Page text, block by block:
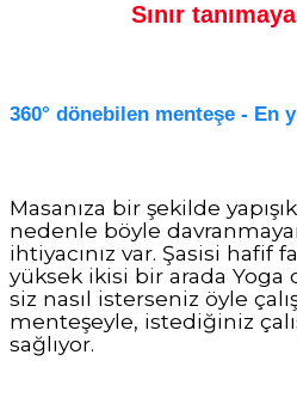
Sınır tanımayan
360° dönebilen menteşe - En
Masanıza bir şekilde
nedenle böyle
ihtiyacınız var. Şasisi hafif
yüksek ikisi bir arada Yoga
siz nasıl isterseniz öyle
menteşeyle, istediğiniz
sağlıyor.